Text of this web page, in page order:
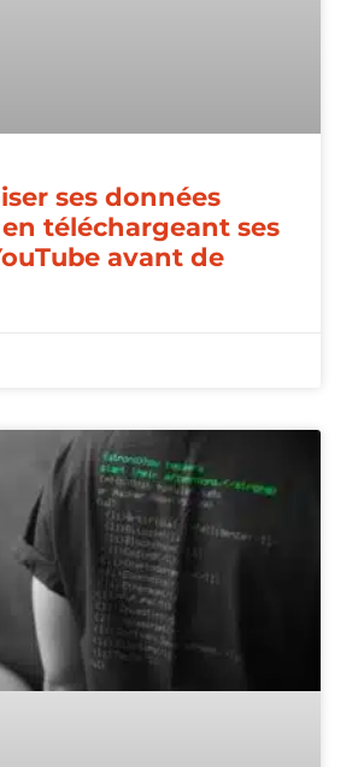
ses données
téléchargeant ses
avant de